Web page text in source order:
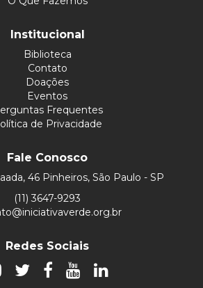
Institucional
Biblioteca
Contato
Doações
Eventos
Frequentes
de Privacidade
Fale Conosco
46 Pinheiros, São Paulo - SP
(11) 3647-9293
Redes Sociais